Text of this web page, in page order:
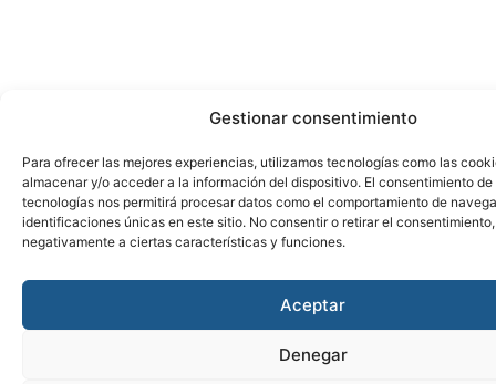
Gestionar consentimiento
Para ofrecer las mejores experiencias, utilizamos tecnologías como las
almacenar y/o acceder a la información del dispositivo. El consentimiento de
tecnologías nos permitirá procesar datos como el comportamiento de
identificaciones únicas en este sitio. No consentir o retirar el
negativamente a ciertas características y funciones.
Aceptar
Denegar